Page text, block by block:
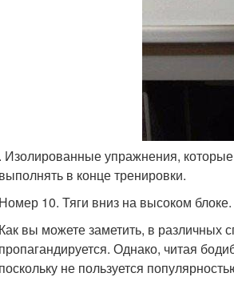
. Изолированные упражнения,
выполнять в конце тренировки.
Номер 10. Тяги вниз на высоком блоке.
Как вы можете заметить, в различных
пропагандируется. Однако, читая
поскольку не пользуется